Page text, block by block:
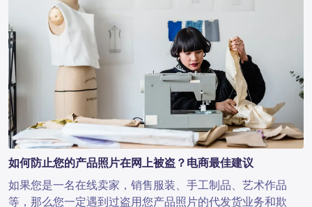
如何防止您的产品照片在网上被盗？电商最佳建议
如果您是一名在线卖家，销售服装、手工制品、艺术作品
等，那么您一定遇到过盗用您产品照片的代发货业务和欺